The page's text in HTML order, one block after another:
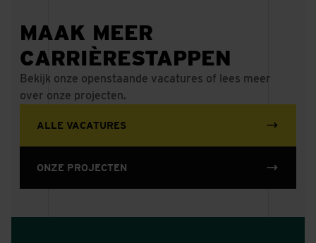
MAAK MEER
CARRIÈRESTAPPEN
Bekijk onze openstaande vacatures of lees meer
over onze projecten.
ALLE VACATURES
ONZE PROJECTEN